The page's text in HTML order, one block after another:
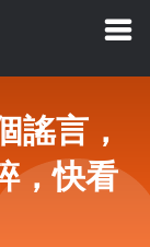
謠言，
，快看